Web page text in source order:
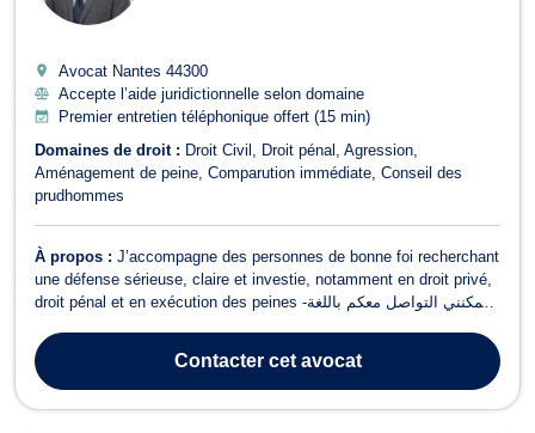
Avocat Nantes 44300
Accepte l’aide juridictionnelle selon domaine
Premier entretien téléphonique offert (15 min)
Domaines de droit : Droit Civil Droit pénal
Agression
Aménagement de peine Comparution immédiate Conseil des
prudhommes
À propos : J’accompagne des personnes de bonne foi recherchant
une défense sérieuse, claire et investie, notamment en droit privé,
droit pénal et en exécution des peines -يمكنني التواصل معكم باللغة
juridictionnelle hors permanence, afin de garantir du temps et une
r...
Contactercet avocat